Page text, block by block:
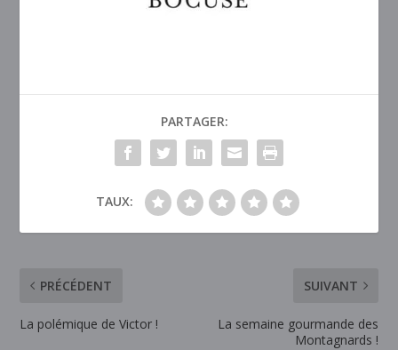
PARTAGER:
TAUX:
PRÉCÉDENT
La polémique de Victor !
SUIVANT
La semaine gourmande des
Montagnards !